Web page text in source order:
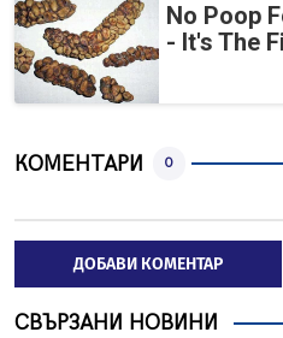
No Poop
- It's The
КОМЕНТАРИ 0
ДОБАВИ КОМЕНТАР
СВЪРЗАНИ НОВИНИ